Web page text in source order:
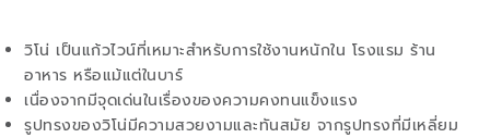
วิโน่ เป็นแก้วไวน์ที่เหมาะสำหรับการใช้งานหนักใน โรงแรม ร้าน
อาหาร หรือแม้แต่ในบาร์
เนื่องจากมีจุดเด่นในเรื่องของความคงทนแข็งแรง
รูปทรงของวิโน่มีความสวยงามและทันสมัย จากรูปทรงที่มีเหลี่ยม